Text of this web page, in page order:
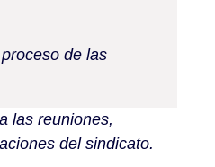
de las
las reuniones,
del sindicato.